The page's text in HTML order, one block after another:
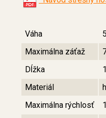
Váha
Maximálna záťaž
Dĺžka
Materiál
Maximálna rýchlosť